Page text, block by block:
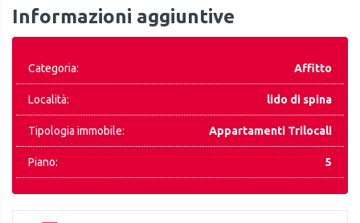
Informazioni aggiuntive
Categoria: Affitto
Località: lido di spina
Tipologia immobile: Appartamenti Trilocali
Piano: 5